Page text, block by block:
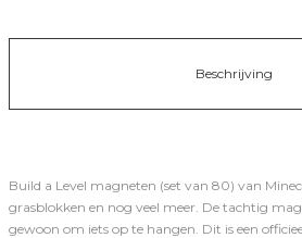
Beschrijving
Build a Level magneten (set van 80) van
grasblokken en nog veel meer. De tachtig
gewoon om iets op te hangen. Dit is een